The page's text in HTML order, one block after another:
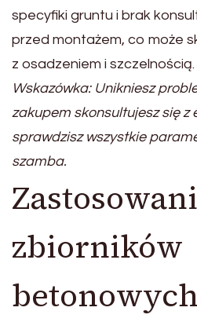
specyfiki gruntu i brak
przed montażem, co może
z osadzeniem i szczelnością.
Wskazówka: Unikniesz
zakupem skonsultujesz się z
sprawdzisz wszystkie
szamba.
zbiorników